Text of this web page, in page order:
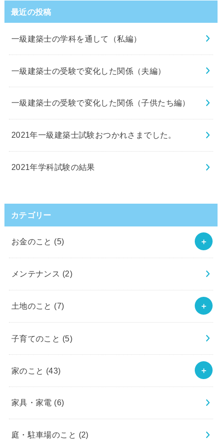
最近の投稿
一級建築士の学科を通して（私編）
一級建築士の受験で変化した関係（夫編）
一級建築士の受験で変化した関係（子供たち編）
2021年一級建築士試験おつかれさまでした。
2021年学科試験の結果
カテゴリー
お金のこと (5)
メンテナンス (2)
土地のこと (7)
子育てのこと (5)
家のこと (43)
家具・家電 (6)
庭・駐車場のこと (2)